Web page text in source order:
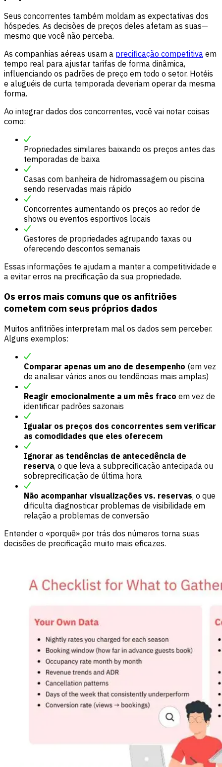
Seus concorrentes também moldam as expectativas dos
hóspedes. As decisões de preços deles afetam as suas—
mesmo que você não perceba.
As companhias aéreas usam a precificação competitiva em
tempo real para ajustar tarifas de forma dinâmica,
influenciando os padrões de preço em todo o setor. Hotéis
e aluguéis de curta temporada deveriam operar da mesma
forma.
Ao integrar dados dos concorrentes, você vai notar coisas
como:
Propriedades similares baixando os preços antes das
temporadas de baixa
Casas com banheira de hidromassagem ou piscina
sendo reservadas mais rápido
Concorrentes aumentando os preços ao redor de
shows ou eventos esportivos locais
Gestores de propriedades agrupando taxas ou
oferecendo descontos semanais
Essas informações te ajudam a manter a competitividade e
a evitar erros na precificação da sua propriedade.
Os erros mais comuns que os anfitriões
cometem com seus próprios dados
Muitos anfitriões interpretam mal os dados sem perceber.
Alguns exemplos:
Comparar apenas um ano de desempenho (em vez
de analisar vários anos ou tendências mais amplas)
Reagir emocionalmente a um mês fraco em vez de
identificar padrões sazonais
Igualar os preços dos concorrentes sem verificar
as comodidades que eles oferecem
Ignorar as tendências de antecedência de
reserva, o que leva a subprecificação antecipada ou
sobreprecificação de última hora
Não acompanhar visualizações vs. reservas, o que
dificulta diagnosticar problemas de visibilidade em
relação a problemas de conversão
Entender o «porquê» por trás dos números torna suas
decisões de precificação muito mais eficazes.